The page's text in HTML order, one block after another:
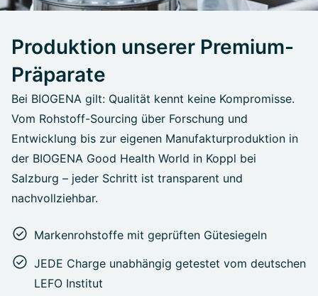
Produktion unserer Premium-
Präparate
Bei BIOGENA gilt: Qualität kennt keine Kompromisse.
Vom Rohstoff-Sourcing über Forschung und
Entwicklung bis zur eigenen Manufakturproduktion in
der BIOGENA Good Health World in Koppl bei
Salzburg – jeder Schritt ist transparent und
nachvollziehbar.
Markenrohstoffe mit geprüften Gütesiegeln
JEDE Charge unabhängig getestet vom deutschen
LEFO Institut